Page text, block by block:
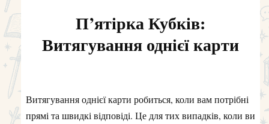
П’ятірка Кубків:
Витягування однієї карти
Витягування однієї карти робиться, коли вам потрібні
прямі та швидкі відповіді. Це для тих випадків, коли ви